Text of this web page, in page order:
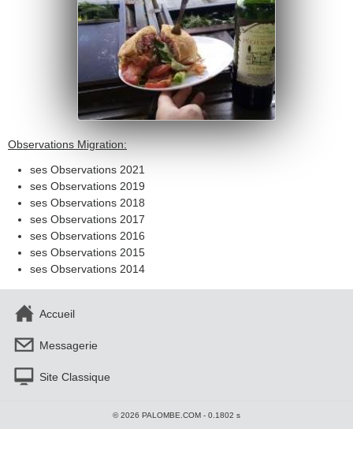
Observations Migration:
ses Observations 2021
ses Observations 2019
ses Observations 2018
ses Observations 2017
ses Observations 2016
ses Observations 2015
ses Observations 2014
Accueil
Messagerie
Site Classique
© 2026 PALOMBE.COM - 0.1802 s